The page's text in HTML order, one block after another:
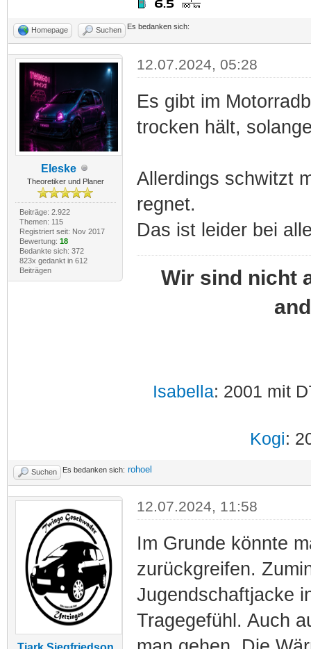
Homepage Suchen Es bedanken sich:
Eleske
Theoretiker und Planer
Beiträge: 2.922
Themen: 115
Registriert seit: Nov 2017
Bewertung: 18
Bedankte sich: 372
823x gedankt in 612
Beiträgen
12.07.2024, 05:28
Es gibt im
trocken hält,
Allerdings schwitzt
regnet.
Das ist leider bei
Wir sind nicht
Isabella: 2001 mit
Kogi:
Suchen Es bedanken sich: rohoel
12.07.2024, 11:58
Im Grunde könnte
zurückgreifen.
Jugendschaftjacke
Tragegefühl. Auch